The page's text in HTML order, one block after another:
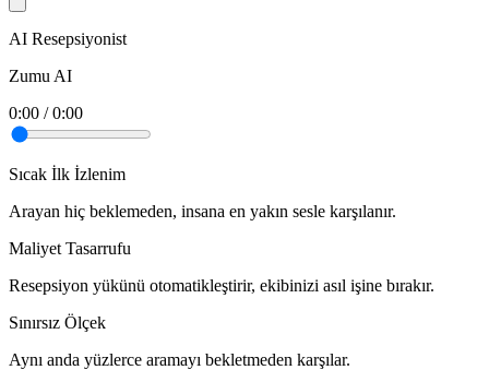
AI Resepsiyonist
Zumu AI
0:00 /0:00
Sıcak İlk İzlenim
Arayan hiç beklemeden, insana en yakın sesle karşılanır.
Maliyet Tasarrufu
Resepsiyon yükünü otomatikleştirir, ekibinizi asıl işine bırakır.
Sınırsız Ölçek
Aynı anda yüzlerce aramayı bekletmeden karşılar.